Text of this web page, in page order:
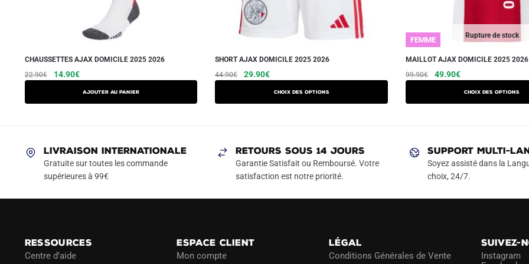
CHAUSSETTES AJAX DOMICILE 2025 2026
22.90€
Le
14.90€Le
Ajouter au panier
SHORT AJAX DOMICILE 2025 2026
44.90€
Le
29.90€Le
Choix des options
Ce
produit
a
Les
options
peuvent
Rupture de stock
FEMME
MAILLOT AJAX DOMICILE 2025
99.90€
Le
49.90€Le
Choix des options
Ce
produit
a
Les
options
peuvent
LIVRAISON INTERNATIONALE
Gratuite sur toutes les commande
supérieures à 99€
RETOURS SOUS 14 JOURS
Garantie Satisfait ou Remboursé. Votre
satisfaction est notre priorité.
SUPPORT MULTI-
Soyez assisté dans la
choix, 24/7.
RESSOURCES
Centre d’aide
ESPACE CLIENT
Mon compte
LÉGAL
Conditions Générales de Vente
SUIVEZ-
Instagram